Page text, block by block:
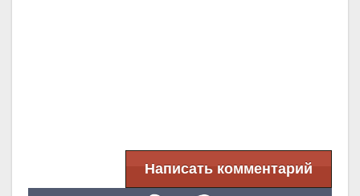
Написать комментарий